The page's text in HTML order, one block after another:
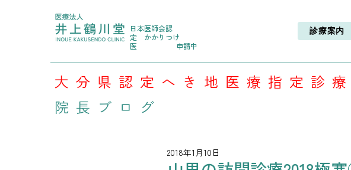
日本医師会認
定 かかりつけ
医
申請中
診療案内
大分県認定へき地医療指定診療
院長ブログ
2018年1月10日